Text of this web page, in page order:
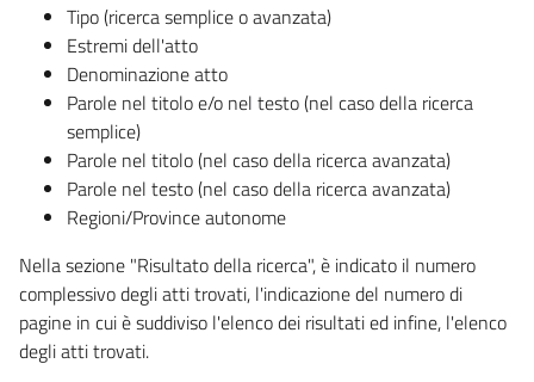
Tipo (ricerca semplice o avanzata)
Estremi dell'atto
Denominazione atto
Parole nel titolo e/o nel testo (nel caso della ricerca
semplice)
Parole nel titolo (nel caso della ricerca avanzata)
Parole nel testo (nel caso della ricerca avanzata)
Regioni/Province autonome
Nella sezione "Risultato della ricerca", è indicato il numero
complessivo degli atti trovati, l'indicazione del numero di
pagine in cui è suddiviso l'elenco dei risultati ed infine, l'elenco
degli atti trovati.